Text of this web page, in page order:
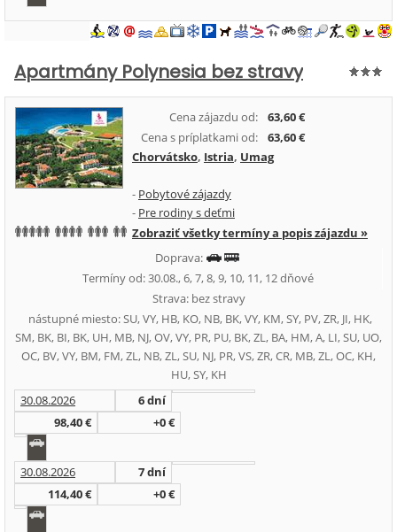
Apartmány Polynesia bez stravy
Cena zájazdu od:
63,60 €
Cena s príplatkami od:
63,60 €
Chorvátsko, Istria, Umag
- Pobytové zájazdy
- Pre rodiny s deťmi
Zobraziť všetky termíny a popis zájazdu »
Doprava:
Termíny od: 30.08., 6, 7, 8, 9, 10, 11, 12 dňové
Strava: bez stravy
nástupné miesto: SU, VY, HB, KO, NB, BK, VY, KM, SY, PV, ZR, JI, HK,
SM, BK, BI, BK, UH, MB, NJ, OV, VY, PR, PU, BK, ZL, BA, HM, A, LI, SU, UO,
OC, BV, VY, BM, FM, ZL, NB, ZL, SU, NJ, PR, VS, ZR, CR, MB, ZL, OC, KH,
HU, SY, KH
30.08.2026
6 dní
98,40 €
+0 €
30.08.2026
7 dní
114,40 €
+0 €